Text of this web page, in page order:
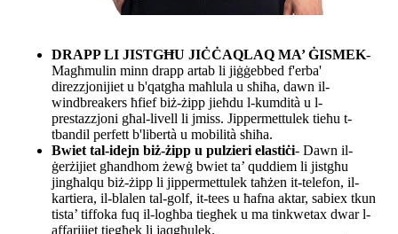
DRAPP LI JISTGĦU JIĊĊAQLAQ MA’ ĠISMEK-
Magħmulin minn drapp artab li jiġġebbed f'erba'
direzzjonijiet u b'qatgħa maħlula u sħiħa, dawn il-
windbreakers ħfief biż-żipp jieħdu l-kumdità u l-
prestazzjoni għal-livell li jmiss. Jippermettulek tieħu t-
tbandil perfett b'libertà u mobilità sħiħa.
Bwiet tal-idejn biż-żipp u pulzieri elastiċi- Dawn il-
ġerżijiet għandhom żewġ bwiet ta’ quddiem li jistgħu
jingħalqu biż-żipp li jippermettulek taħżen it-telefon, il-
kartiera, il-blalen tal-golf, it-tees u ħafna aktar, sabiex tkun
tista’ tiffoka fuq il-logħba tiegħek u ma tinkwetax dwar l-
affarijiet tiegħek li jaqgħulek.